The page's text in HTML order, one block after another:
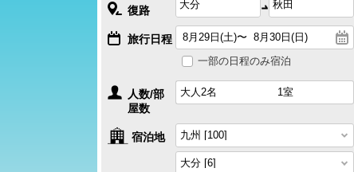
復路
旅行日程
一部の日程のみ宿泊
人数/部
屋数
宿泊地